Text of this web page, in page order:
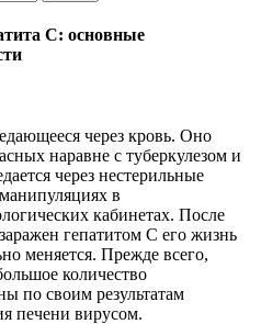
С: основные
через кровь. Оно
наравне с туберкулезом и
через нестерильные
в
кабинетах. После
гепатитом С его жизнь
меняется. Прежде всего,
количество
по своим результатам
печени вирусом.